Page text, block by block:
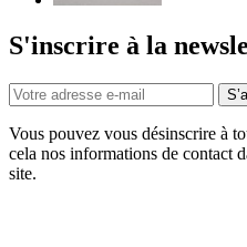
S'inscrire à la
Vous pouvez vous désinscrire à
cela nos informations de contact
site.